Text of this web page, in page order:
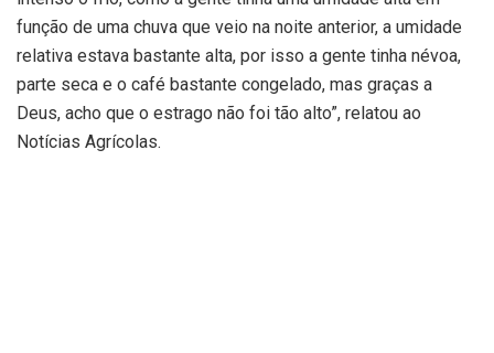
função de uma chuva que veio na noite anterior, a umidade
relativa estava bastante alta, por isso a gente tinha névoa,
parte seca e o café bastante congelado, mas graças a
Deus, acho que o estrago não foi tão alto”, relatou ao
Notícias Agrícolas.